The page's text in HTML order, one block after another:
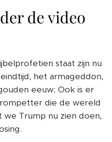
de video
staat zijn nu
het armageddon,
eeuw; Ook is er
die de wereld
we Trump nu zien doen,